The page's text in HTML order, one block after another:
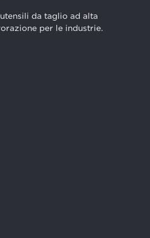
da taglio ad alta
per le industrie.